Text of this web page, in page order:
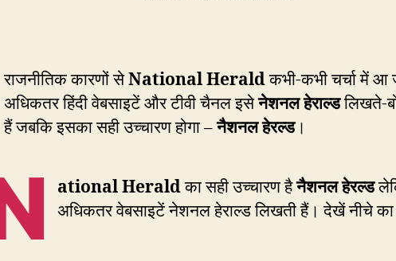
राजनीतिक कारणों सेNationalHeraldकभी-कभी चर्चा में आ
अधिकतर हिंदी वेबसाइटें और टीवी चैनल इसेनेशनल हेराल्डलिखते-
हैं जबकि इसका सही उच्चारण होगा –नैशनलहेरल्ड।
ational Heraldका सही उच्चारण हैनैशनल हेरल्ड
अधिकतर वेबसाइटें नेशनल हेराल्ड लिखती हैं। देखें नीचे का